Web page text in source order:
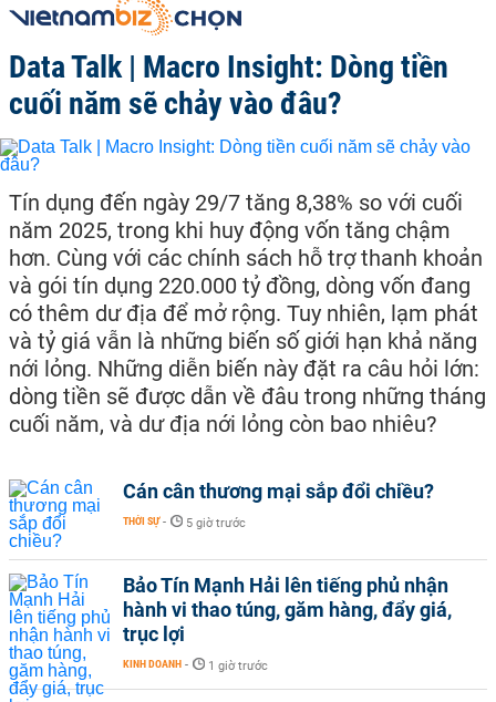
Data Talk | Macro Insight: Dòng tiền
cuối năm sẽ chảy vào đâu?
Tín dụng đến ngày 29/7 tăng 8,38% so với cuối
năm 2025, trong khi huy động vốn tăng chậm
hơn. Cùng với các chính sách hỗ trợ thanh khoản
và gói tín dụng 220.000 tỷ đồng, dòng vốn đang
có thêm dư địa để mở rộng. Tuy nhiên, lạm phát
và tỷ giá vẫn là những biến số giới hạn khả năng
nới lỏng. Những diễn biến này đặt ra câu hỏi lớn:
dòng tiền sẽ được dẫn về đâu trong những tháng
cuối năm, và dư địa nới lỏng còn bao nhiêu?
Cán cân thương mại sắp đổi chiều?
THỜI SỰ - 5 giờ trước
Bảo Tín Mạnh Hải lên tiếng phủ nhận
hành vi thao túng, găm hàng, đẩy giá,
trục lợi
KINH DOANH - 1 giờ trước